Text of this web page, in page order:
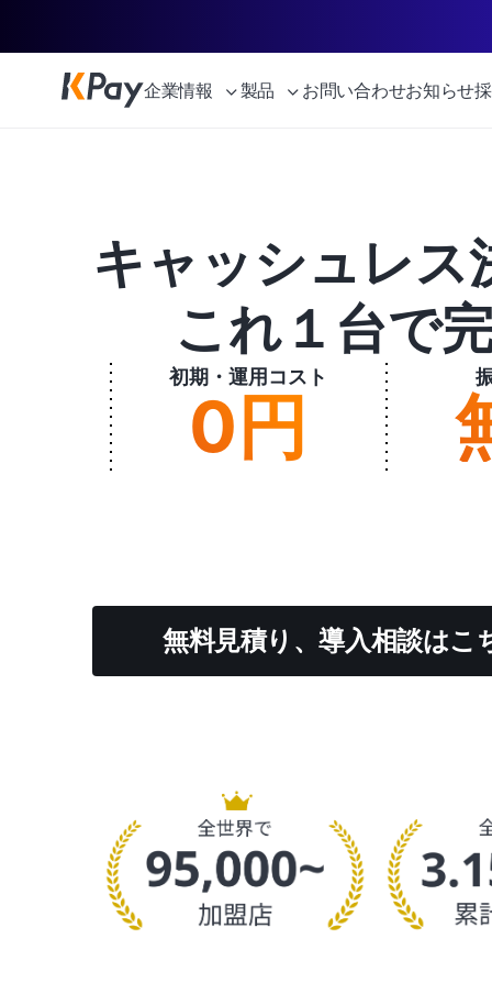
企業情報 製品 お問い合わせお知らせ
キャッシュレス
これ１台で
初期・運用コスト
0円
無料見積り、導入相談はこ